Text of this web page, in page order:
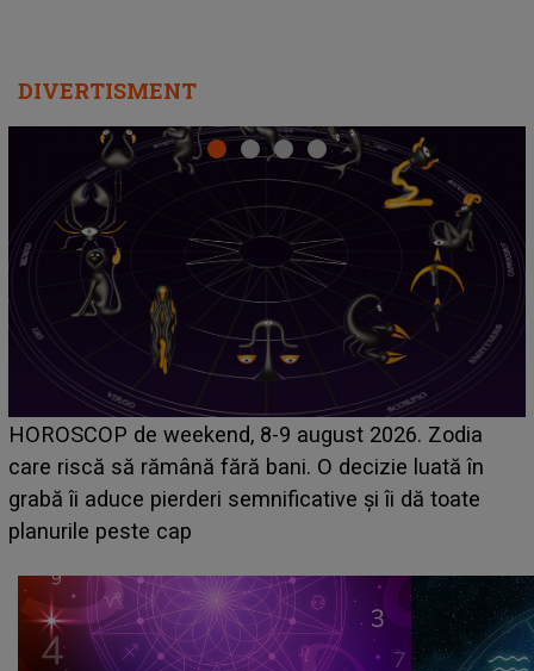
DIVERTISMENT
Emanuel a ținut ACEST DETALIU ASCUNS până
acum! În fața Alexandrei, concurentul din Casa Iubirii
face o MĂRTURISIRE NEAȘTEPTATĂ despre mama
sa: "I-am spus și ei în față, eu nu te iubesc pentru